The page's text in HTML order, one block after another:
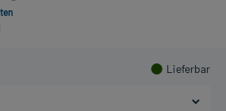
Lieferbar